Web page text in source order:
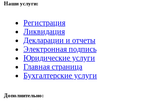
Наши услуги:
Регистрация
Ликвидация
Декларации и отчеты
Электронная подпись
Юридические услуги
Главная страница
Бухгалтерские услуги
Дополнительно: